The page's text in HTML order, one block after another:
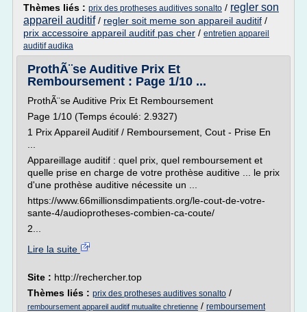
Thèmes liés : prix des protheses auditives sonalto / regler son
appareil auditif/ regler soit meme son appareil auditif /
prix accessoire appareil auditif pas cher / entretien appareil
auditif audika
ProthÃ¨se Auditive Prix Et
Remboursement : Page 1/10 ...
ProthÃ¨se Auditive Prix Et Remboursement
Page 1/10 (Temps écoulé: 2.9327)
1 Prix Appareil Auditif / Remboursement, Cout - Prise En
Appareillage auditif : quel prix, quel remboursement et
quelle prise en charge de votre prothèse auditive ... le prix
d'une prothèse auditive nécessite un ...
https://www.66millionsdimpatients.org/le-cout-de-votre-
sante-4/audioprotheses-combien-ca-coute/
2...
Lire la suite
Site : http://rechercher.top
Thèmes liés : prix des protheses auditives sonalto /
remboursement appareil auditif mutualite chretienne / remboursement